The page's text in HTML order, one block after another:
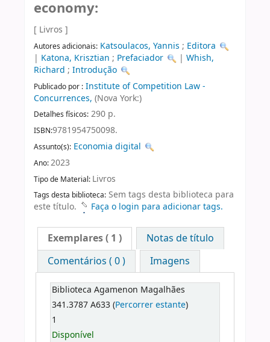
economy:
[ Livros ]
Autores adicionais: Katsoulacos, Yannis ; Editora
| Katona, Krisztian ; Prefaciador |Whish,
Richard ; Introdução
Publicado por : Institute of Competition Law -
Concurrences, (Nova York:)
Detalhes físicos: 290 p.
ISBN:9781954750098.
Assunto(s): Economia digital
Ano:2023
Tipo de Material: Livros
Tags desta biblioteca: Sem tags desta biblioteca para
este título.
Faça o login para adicionar tags.
Exemplares( 1 )
Notas de título
Comentários ( 0 )
Imagens
Biblioteca Agamenon Magalhães
341.3787 A633 (Percorrer estante)
1
Disponível